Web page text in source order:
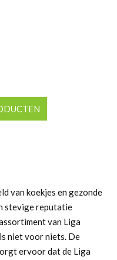
van koekjes en gezonde
stevige reputatie
van Liga
niet voor niets. De
ervoor dat de Liga